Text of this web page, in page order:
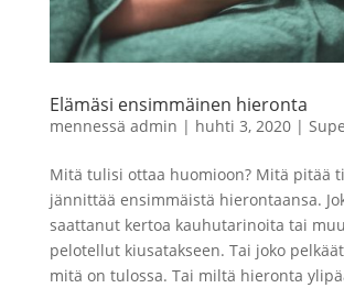
Elämäsi ensimmäinen hieronta
mennessä admin | huhti 3, 2020|
Mitä tulisi ottaa huomioon? Mitä pitää
jännittää ensimmäistä hierontaansa.
saattanut kertoa kauhutarinoita tai
pelotellut kiusatakseen. Tai joko
mitä on tulossa. Tai miltä hieronta